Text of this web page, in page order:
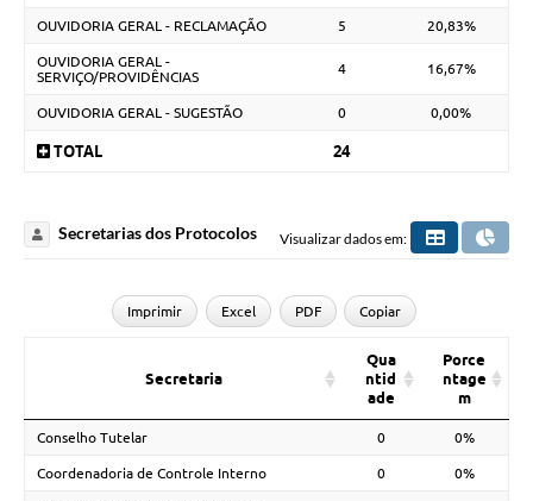
OUVIDORIA GERAL - RECLAMAÇÃO 5 20,83%
OUVIDORIA GERAL -
SERVIÇO/PROVIDÊNCIAS
4 16,67%
OUVIDORIA GERAL - SUGESTÃO 0 0,00%
TOTAL 24
Secretarias dos Protocolos Visualizar dados em:
Imprimir Excel PDF Copiar
Secretaria
Qua
ntid
ade
Porce
ntage
m
Conselho Tutelar 0 0%
Coordenadoria de Controle Interno 0 0%